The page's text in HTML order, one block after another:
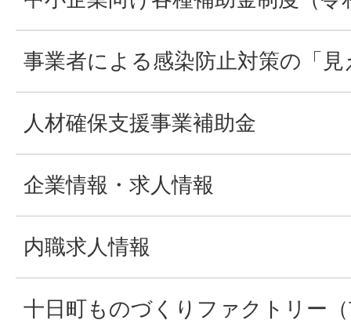
事業者による感染防止対策の「見
人材確保支援事業補助金
企業情報・求人情報
内職求人情報
十日町ものづくりファクトリー